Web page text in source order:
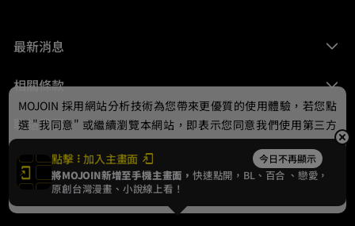
最新消息
相關條款
聯絡我們
© 2024 gamania Digital Entertainment Co., Ltd.
點擊 加入主畫面 今日不再顯示
將MOJOIN新增至手機主畫面，快速點開，BL、 百合 、戀愛，
原創台灣漫畫、小說線上看！
MOJOIN 採用網站分析技術為您帶來更優質的使用體驗，若您點
選 "我同意" 或繼續瀏覽本網站，即表示您同意我們使用第三方
Cookie，欲瞭解更多資訊請見隱私權政策。
我同意